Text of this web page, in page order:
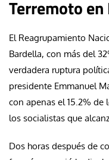
Terremoto en
El Reagrupamiento
Bardella, con más del
verdadera ruptura
presidente Emmanuel
con apenas el 15.2%
los socialistas que
Dos horas después de